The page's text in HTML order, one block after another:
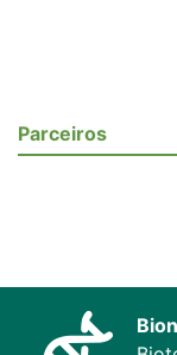
Parceiros